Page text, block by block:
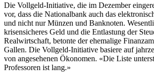
Die Vollgeld-Initiative, die im Dezember
vor, dass die Nationalbank auch das
und nicht nur Münzen und Banknoten.
krisensicheres Geld und die Entlastung der
Realwirtschaft, betonte der ehemalige
Gallen. Die Vollgeld-Initiative basiere auf
von angesehenen Ökonomen. «Die Liste
Professoren ist lang.»